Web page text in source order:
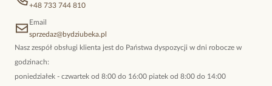
+48 733 744 810
Email
sprzedaz@bydziubeka.pl
Nasz zespół obsługi klienta jest do Państwa dyspozycji w dni robocze w
godzinach:
poniedziałek - czwartek od 8:00 do 16:00 piatek od 8:00 do 14:00